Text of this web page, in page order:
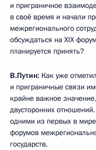
и приграничное
в своё время и начали
межрегионального
обсуждаться на ХІХ
планируется принять?
В.Путин: Как уже
и приграничные связи
крайне важное
двусторонних
одними из первых в
форумов
государств.